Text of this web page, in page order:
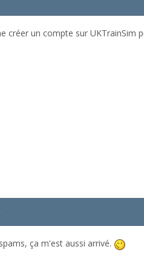
créer un compte sur
ça m'est aussi arrivé.